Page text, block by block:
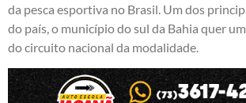
da pesca esportiva no Brasil. Um dos
do país, o município do sul da Bahia quer
do circuito nacional da modalidade.